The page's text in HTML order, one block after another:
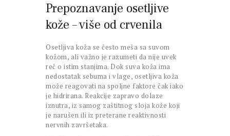
Prepoznavanje osetljive
kože – više od crvenila
Osetljiva koža se često meša sa suvom
kožom, ali važno je razumeti da nije uvek
reč o istim stanjima. Dok suva koža ima
nedostatak sebuma i vlage, osetljiva koža
može reagovati na spoljne faktore čak iako
je hidrirana. Reakcije zapravo dolaze
iznutra, iz samog zaštitnog sloja kože koji
je narušen ili iz preterane reaktivnosti
nervnih završetaka.